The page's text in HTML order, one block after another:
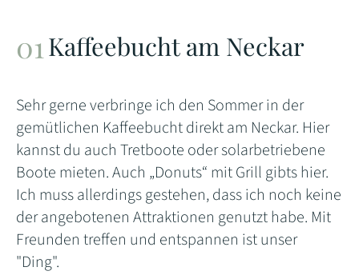
Kaffeebucht am Neckar
Sehr gerne verbringe ich den Sommer in der
gemütlichen Kaffeebucht direkt am Neckar. Hier
kannst du auch Tretboote oder solarbetriebene
Boote mieten. Auch „Donuts“ mit Grill gibts hier.
Ich muss allerdings gestehen, dass ich noch keine
der angebotenen Attraktionen genutzt habe. Mit
Freunden treffen und entspannen ist unser
"Ding".